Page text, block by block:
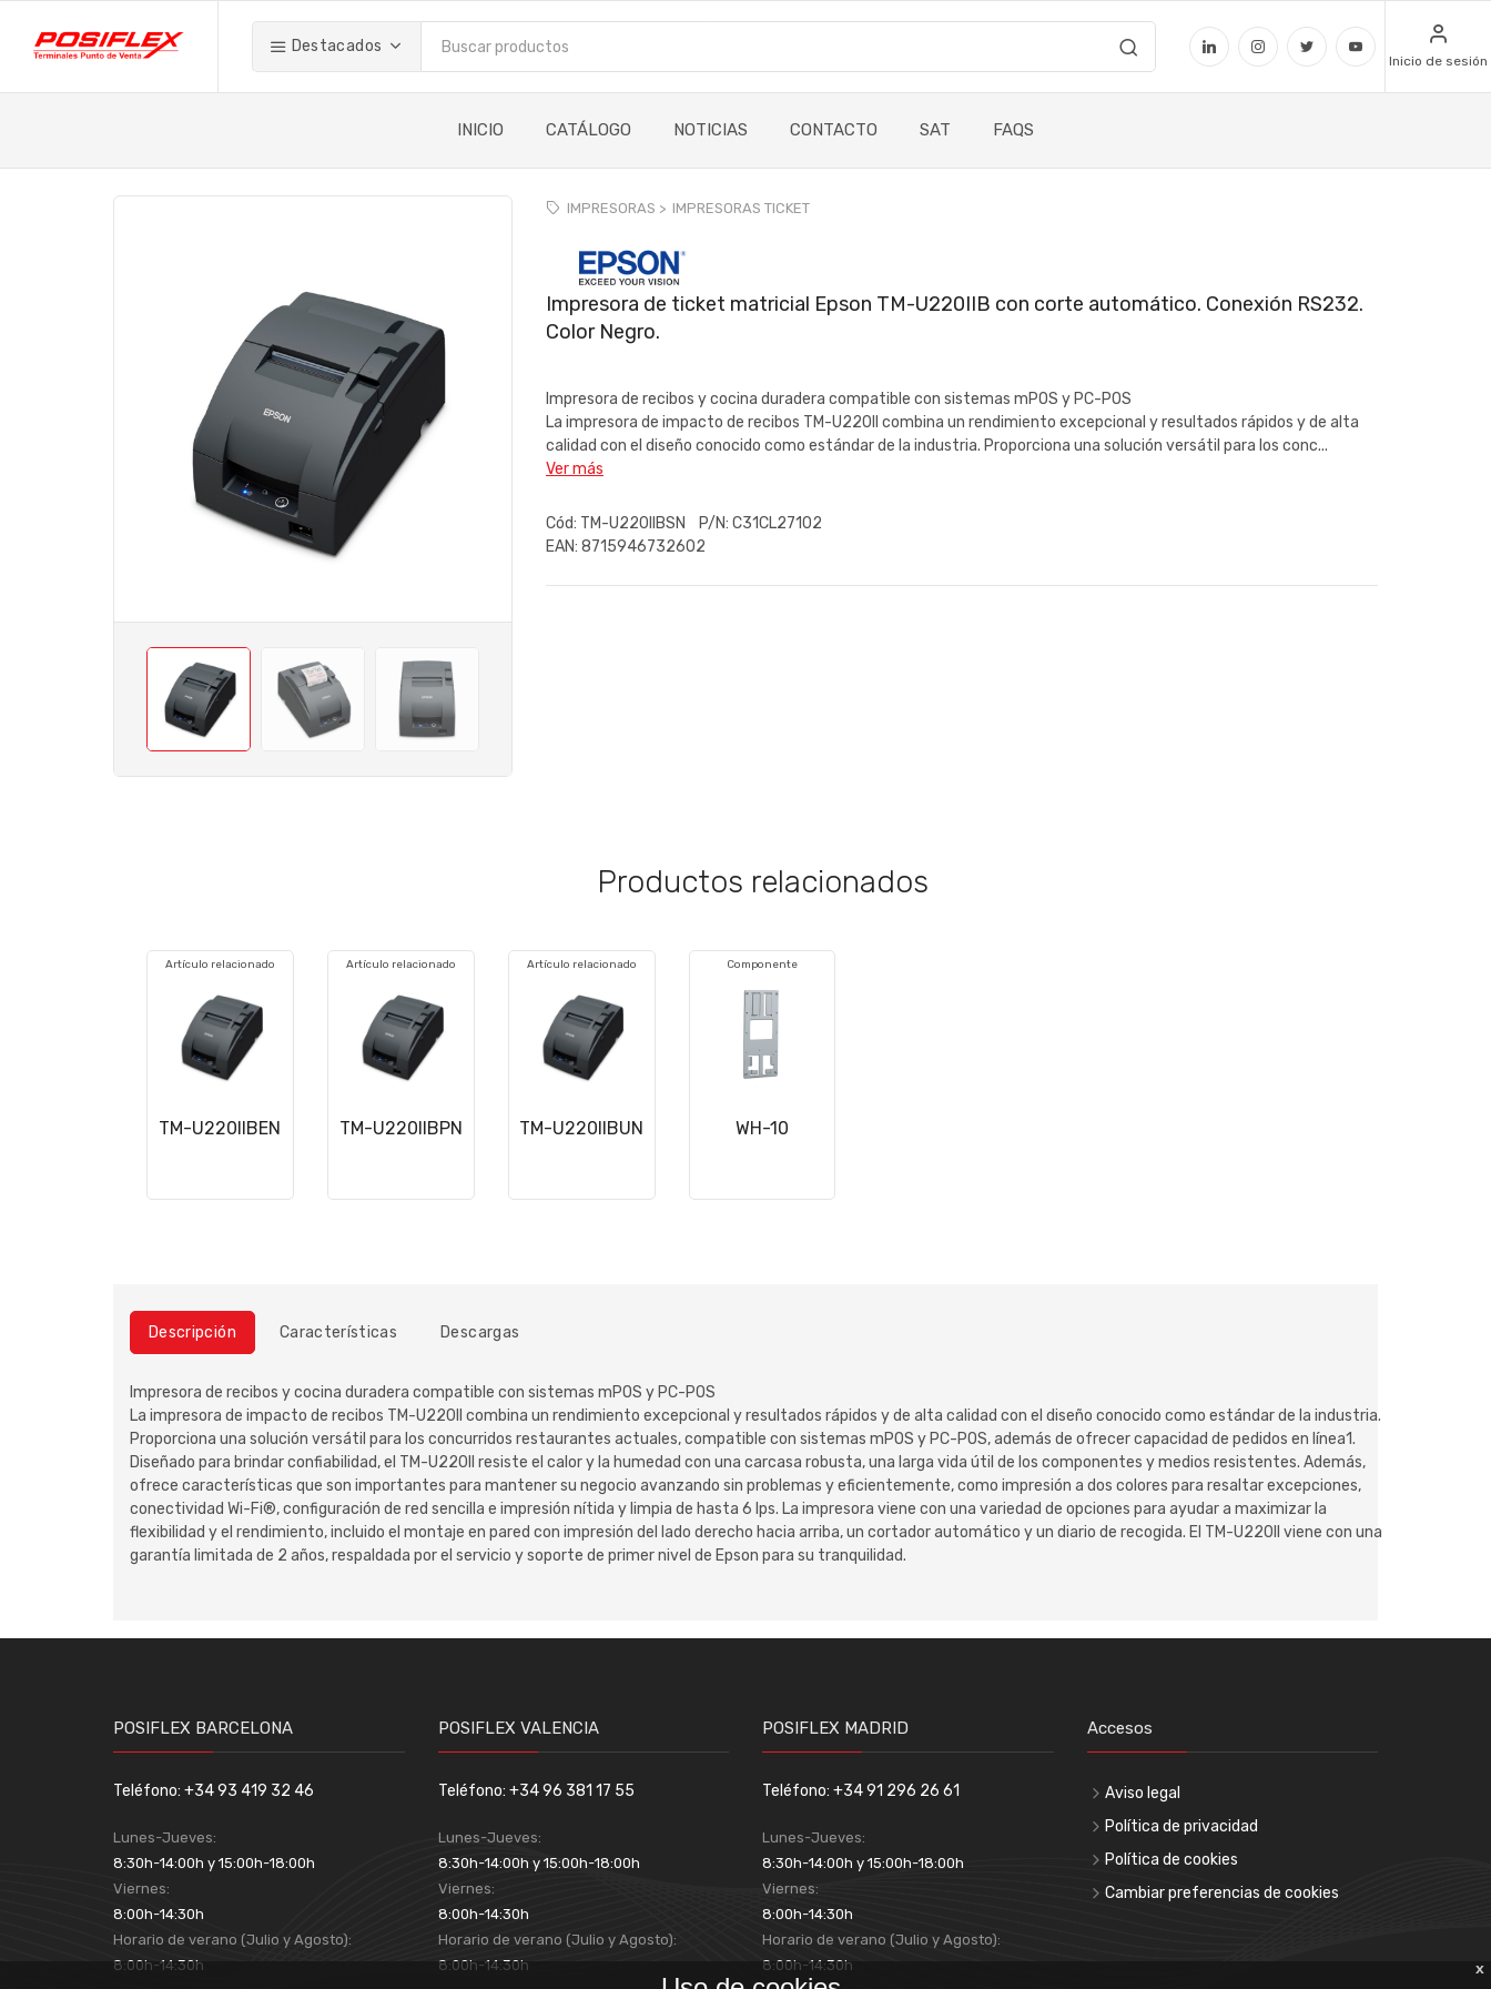
Destacados
Inicio de sesión
INICIO CATÁLOGO NOTICIAS CONTACTO SAT FAQS
IMPRESORAS > IMPRESORAS TICKET
Impresora de ticket matricial Epson TM-U220IIB con corte automático. Conexión RS232.
Color Negro.
Impresora de recibos y cocina duradera compatible con sistemas mPOS y PC-POS
La impresora de impacto de recibos TM-U220II combina un rendimiento excepcional y resultados rápidos y de alta
calidad con el diseño conocido como estándar de la industria. Proporciona una solución versátil para los conc...
Ver más
Cód: TM-U220IIBSN P/N: C31CL27102
EAN: 8715946732602
Productos relacionados
Artículo relacionado
TM-U220IIBEN
Artículo relacionado
TM-U220IIBPN
Artículo relacionado
TM-U220IIBUN
Componente
WH-10
Descripción Características Descargas
Impresora de recibos y cocina duradera compatible con sistemas mPOS y PC-POS
La impresora de impacto de recibos TM-U220II combina un rendimiento excepcional y resultados rápidos y de alta calidad con el diseño conocido como estándar de la industria.
Proporciona una solución versátil para los concurridos restaurantes actuales, compatible con sistemas mPOS y PC-POS, además de ofrecer capacidad de pedidos en línea1.
Diseñado para brindar confiabilidad, el TM-U220II resiste el calor y la humedad con una carcasa robusta, una larga vida útil de los componentes y medios resistentes. Además,
ofrece características que son importantes para mantener su negocio avanzando sin problemas y eficientemente, como impresión a dos colores para resaltar excepciones,
conectividad Wi-Fi®, configuración de red sencilla e impresión nítida y limpia de hasta 6 lps. La impresora viene con una variedad de opciones para ayudar a maximizar la
flexibilidad y el rendimiento, incluido el montaje en pared con impresión del lado derecho hacia arriba, un cortador automático y un diario de recogida. El TM-U220II viene con una
garantía limitada de 2 años, respaldada por el servicio y soporte de primer nivel de Epson para su tranquilidad.
POSIFLEX BARCELONA
Teléfono: +34 93 419 32 46
Lunes-Jueves:
8:30h-14:00h y 15:00h-18:00h
Viernes:
8:00h-14:30h
Horario de verano (Julio y Agosto):
8:00h-14:30h
POSIFLEX VALENCIA
Teléfono: +34 96 381 17 55
Lunes-Jueves:
8:30h-14:00h y 15:00h-18:00h
Viernes:
8:00h-14:30h
Horario de verano (Julio y Agosto):
8:00h-14:30h
POSIFLEX MADRID
Teléfono: +34 91 296 26 61
Lunes-Jueves:
8:30h-14:00h y 15:00h-18:00h
Viernes:
8:00h-14:30h
Horario de verano (Julio y Agosto):
8:00h-14:30h
Accesos
Aviso legal
Política de privacidad
Política de cookies
Cambiar preferencias de cookies
x